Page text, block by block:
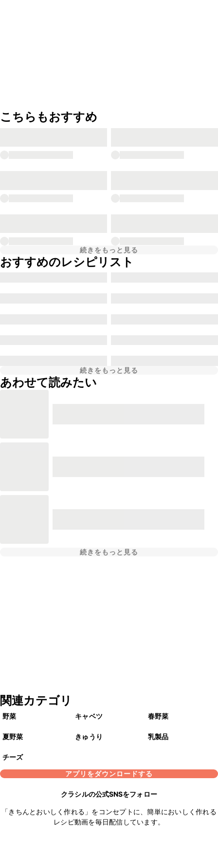
こちらもおすすめ
続きをもっと見る
おすすめのレシピリスト
続きをもっと見る
あわせて読みたい
続きをもっと見る
関連カテゴリ
野菜 キャベツ 春野菜
夏野菜 きゅうり 乳製品
チーズ
アプリをダウンロードする
クラシルの公式SNSをフォロー
「きちんとおいしく作れる」をコンセプトに、簡単においしく作れる
レシピ動画を毎日配信しています。